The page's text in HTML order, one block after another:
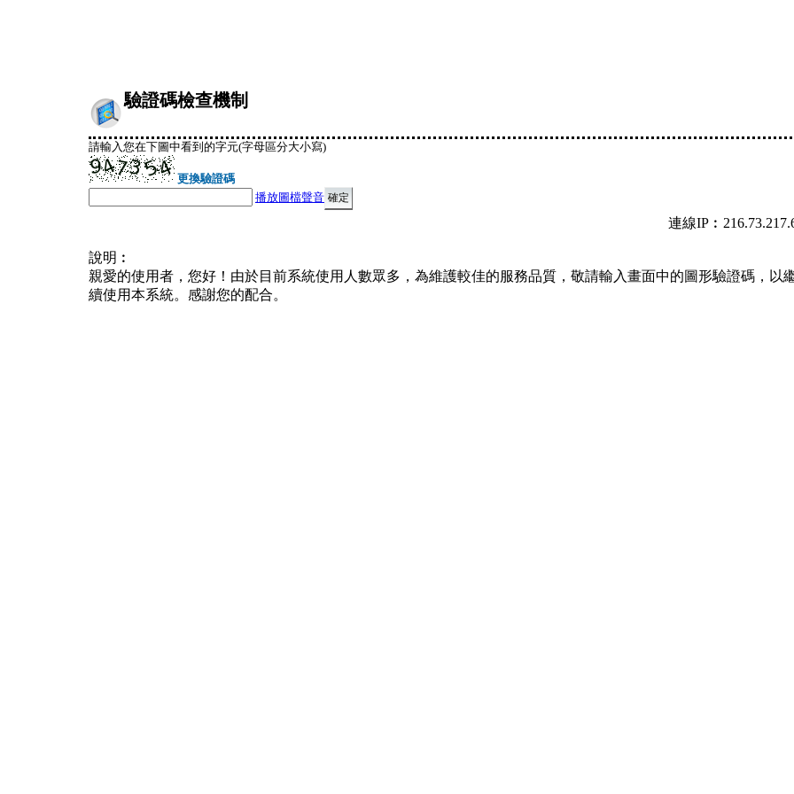
驗證碼檢查機制
請輸入您在下圖中看到的字元(字母區分大小寫)
更換驗證碼
播放圖檔聲音
連線
說明︰
親愛的使用者，您好！由於目前系統使用人數眾多，為維護較佳的服務品質，敬請輸入畫面中的圖形驗證碼，以
續使用本系統。感謝您的配合。